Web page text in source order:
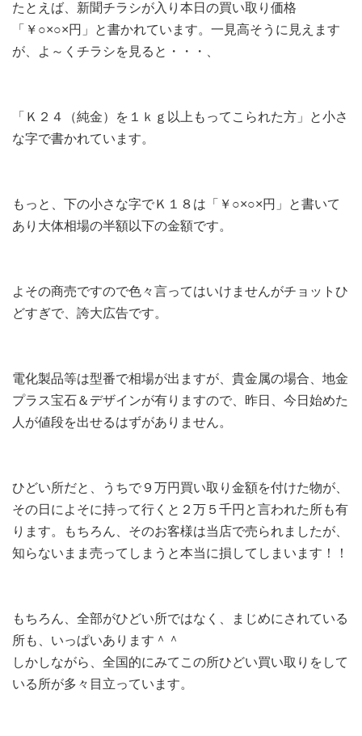
たとえば、新聞チラシが入り本日の買い取り価格
「￥○×○×円」と書かれています。一見高そうに見えます
が、よ～くチラシを見ると・・・、
「Ｋ２４（純金）を１ｋｇ以上もってこられた方」と小さ
な字で書かれています。
もっと、下の小さな字でＫ１８は「￥○×○×円」と書いて
あり大体相場の半額以下の金額です。
よその商売ですので色々言ってはいけませんがチョットひ
どすぎで、誇大広告です。
電化製品等は型番で相場が出ますが、貴金属の場合、地金
プラス宝石＆デザインが有りますので、昨日、今日始めた
人が値段を出せるはずがありません。
ひどい所だと、うちで９万円買い取り金額を付けた物が、
その日によそに持って行くと２万５千円と言われた所も有
ります。もちろん、そのお客様は当店で売られましたが、
知らないまま売ってしまうと本当に損してしまいます！！
もちろん、全部がひどい所ではなく、まじめにされている
所も、いっぱいあります＾＾
しかしながら、全国的にみてこの所ひどい買い取りをして
いる所が多々目立っています。